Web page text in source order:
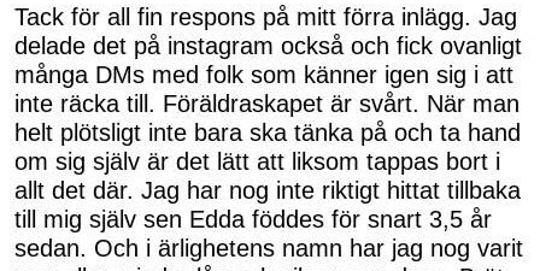
of
50
seconds
Tack för all fin respons på mitt förra inlägg. Jag
delade det på instagram också och fick ovanligt
många DMs med folk som känner igen sig i att
inte räcka till. Föräldraskapet är svårt. När man
helt plötsligt inte bara ska tänka på och ta hand
om sig själv är det lätt att liksom tappas bort i
allt det där. Jag har nog inte riktigt hittat tillbaka
till mig själv sen Edda föddes för snart 3,5 år
sedan. Och i ärlighetens namn har jag nog varit